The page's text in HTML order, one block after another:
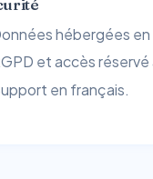
hébergées en
et accès
en français.